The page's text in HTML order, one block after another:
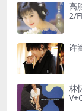
高
2/
许
林